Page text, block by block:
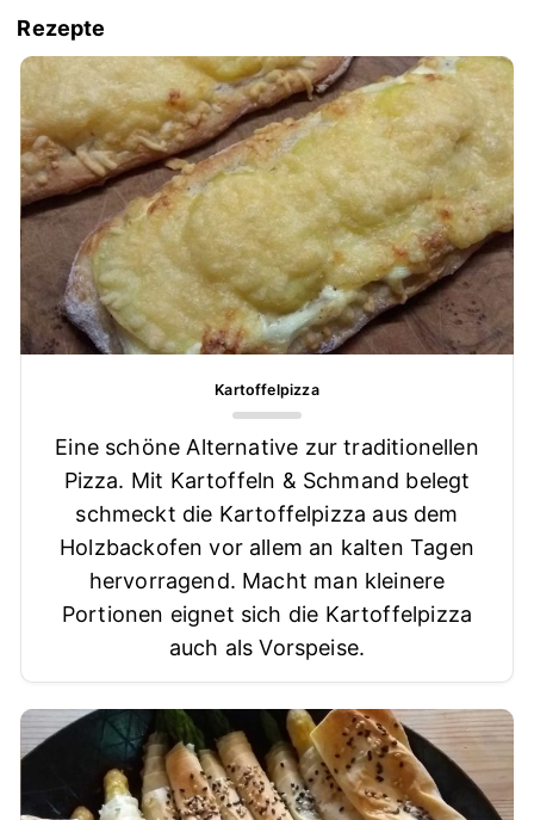
Kartoffelpizza
Eine schöne Alternative zur traditionellen
Pizza. Mit Kartoffeln & Schmand belegt
schmeckt die Kartoffelpizza aus dem
Holzbackofen vor allem an kalten Tagen
hervorragend. Macht man kleinere
Portionen eignet sich die Kartoffelpizza
auch als Vorspeise.